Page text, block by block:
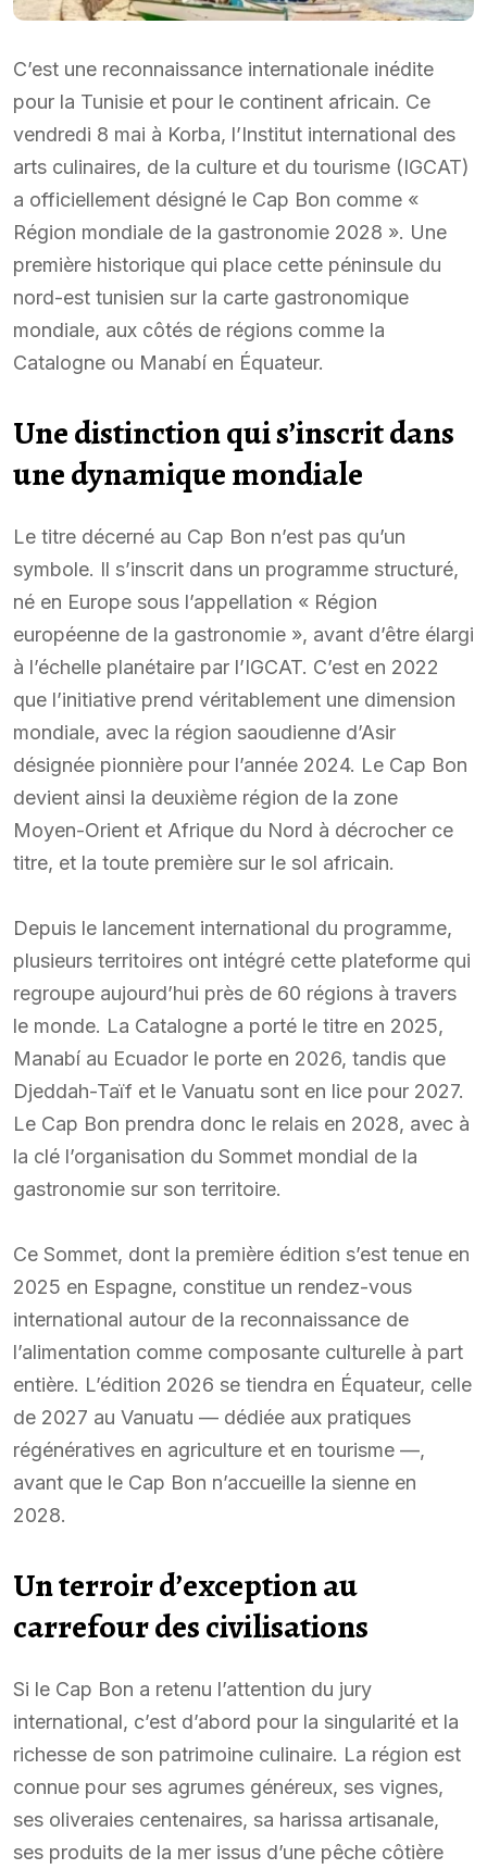
C’est une reconnaissance internationale inédite
pour la Tunisie et pour le continent africain. Ce
vendredi 8 mai à Korba, l’Institut international des
arts culinaires, de la culture et du tourisme (IGCAT)
a officiellement désigné le Cap Bon comme «
Région mondiale de la gastronomie 2028 ». Une
première historique qui place cette péninsule du
nord-est tunisien sur la carte gastronomique
mondiale, aux côtés de régions comme la
Catalogne ou Manabí en Équateur.
Une distinction qui s’inscrit dans
une dynamique mondiale
Le titre décerné au Cap Bon n’est pas qu’un
symbole. Il s’inscrit dans un programme structuré,
né en Europe sous l’appellation « Région
européenne de la gastronomie », avant d’être élargi
à l’échelle planétaire par l’IGCAT. C’est en 2022
que l’initiative prend véritablement une dimension
mondiale, avec la région saoudienne d’Asir
désignée pionnière pour l’année 2024. Le Cap Bon
devient ainsi la deuxième région de la zone
Moyen-Orient et Afrique du Nord à décrocher ce
titre, et la toute première sur le sol africain.
Depuis le lancement international du programme,
plusieurs territoires ont intégré cette plateforme qui
regroupe aujourd’hui près de 60 régions à travers
le monde. La Catalogne a porté le titre en 2025,
Manabí au Ecuador le porte en 2026, tandis que
Djeddah-Taïf et le Vanuatu sont en lice pour 2027.
Le Cap Bon prendra donc le relais en 2028, avec à
la clé l’organisation du Sommet mondial de la
gastronomie sur son territoire.
Ce Sommet, dont la première édition s’est tenue en
2025 en Espagne, constitue un rendez-vous
international autour de la reconnaissance de
l’alimentation comme composante culturelle à part
entière. L’édition 2026 se tiendra en Équateur, celle
de 2027 au Vanuatu — dédiée aux pratiques
régénératives en agriculture et en tourisme —,
avant que le Cap Bon n’accueille la sienne en
2028.
Un terroir d’exception au
carrefour des civilisations
Si le Cap Bon a retenu l’attention du jury
international, c’est d’abord pour la singularité et la
richesse de son patrimoine culinaire. La région est
connue pour ses agrumes généreux, ses vignes,
ses oliveraies centenaires, sa harissa artisanale,
ses produits de la mer issus d’une pêche côtière